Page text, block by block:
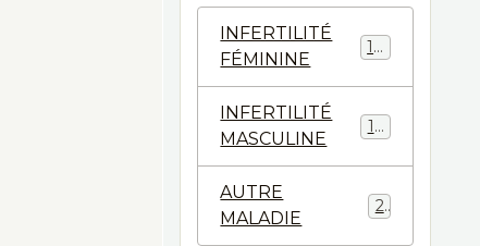
INFERTILITÉ
FÉMININE
124
INFERTILITÉ
MASCULINE
144
AUTRE
MALADIE
2